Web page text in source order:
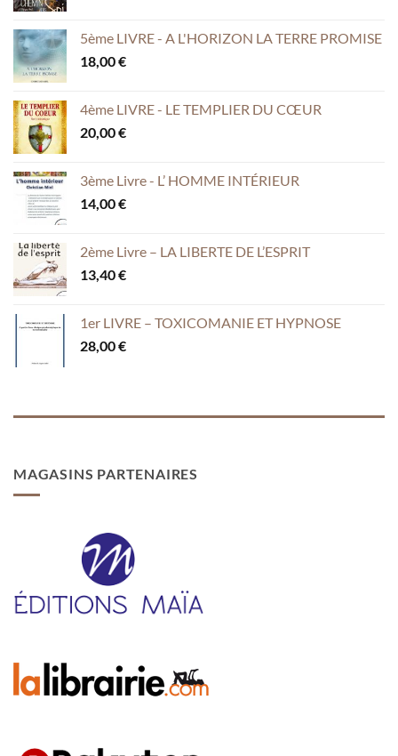
5ème LIVRE - A L'HORIZON LA TERRE PROMISE
18,00€
4ème LIVRE - LE TEMPLIER DU CŒUR
20,00€
3ème Livre - L’ HOMME INTÉRIEUR
14,00€
2ème Livre – LA LIBERTE DE L’ESPRIT
13,40€
1er LIVRE – TOXICOMANIE ET HYPNOSE
28,00€
MAGASINS PARTENAIRES